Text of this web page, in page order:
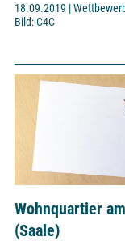
18.09.2019 |
Bild: C4C
Wohnquartier
(Saale)